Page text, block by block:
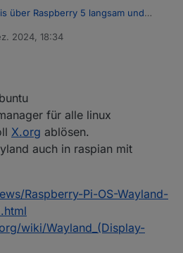
über Raspberry 5 langsam und
dir aus (VIS >> Setup >>
2024, 18:34
für alle linux
X.org ablösen.
auch in raspian mit
Raspberry-Pi-OS-Wayland-
wiki/Wayland_(Display-